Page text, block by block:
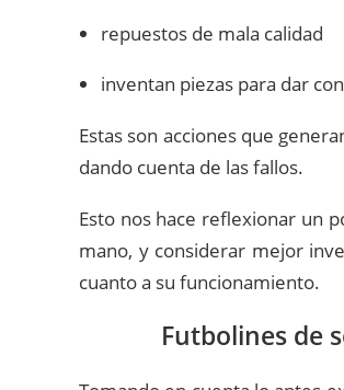
repuestos de mala calidad
inventan piezas para dar
Estas son acciones que
dando cuenta de las fallos.
Esto nos hace reflexionar un
mano, y considerar mejor
cuanto a su funcionamiento.
Futbolines de